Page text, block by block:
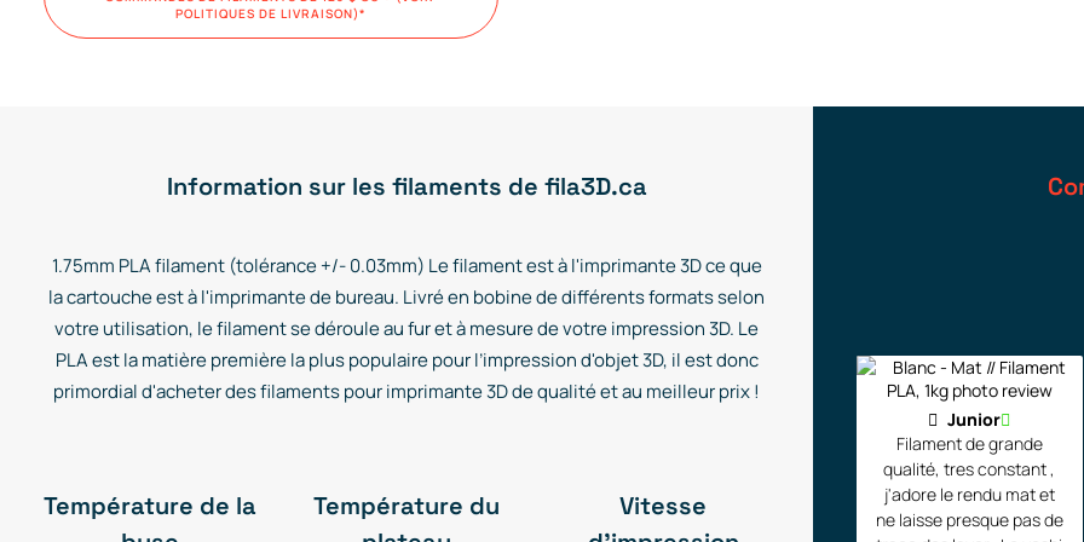
A1
POLITIQUES DE LIVRAISON)*
Information sur les filaments de fila3D.ca
1.75mm PLA filament (tolérance +/- 0.03mm) Le filament est à l'imprimante 3D ce que
la cartouche est à l'imprimante de bureau. Livré en bobine de différents formats selon
votre utilisation, le filament se déroule au fur et à mesure de votre impression 3D. Le
PLA est la matière première la plus populaire pour l’impression d'objet 3D, il est donc
primordial d'acheter des filaments pour imprimante 3D de qualité et au meilleur prix !
Température de la
Température du
Vitesse
Junior
Filament de grande
qualité, tres constant ,
j'adore le rendu mat et
ne laisse presque pas de